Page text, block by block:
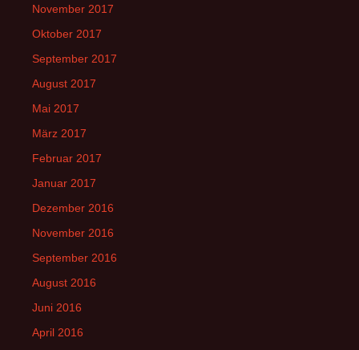
November 2017
Oktober 2017
September 2017
August 2017
Mai 2017
März 2017
Februar 2017
Januar 2017
Dezember 2016
November 2016
September 2016
August 2016
Juni 2016
April 2016